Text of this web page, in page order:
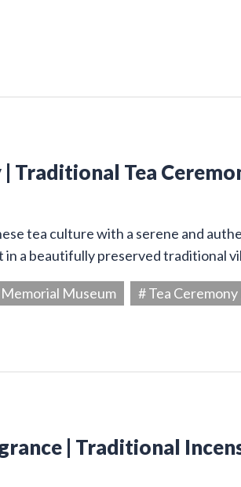
Traditional Tea
tea culture with a serene and
in a beautifully preserved traditional
Museum
# Tea
| Traditional